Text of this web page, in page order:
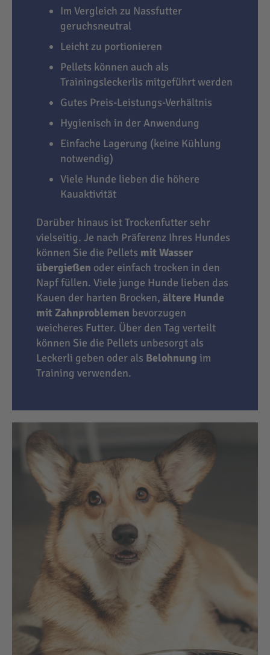
Im Vergleich zu Nassfutter
geruchsneutral
Leicht zu portionieren
Pellets können auch als
Trainingsleckerlis mitgeführt werden
Gutes Preis-Leistungs-Verhältnis
Hygienisch in der Anwendung
Einfache Lagerung (keine Kühlung
notwendig)
Viele Hunde lieben die höhere
Kauaktivität
Darüber hinaus ist Trockenfutter sehr
vielseitig. Je nach Präferenz Ihres Hundes
können Sie die Pellets mit Wasser
übergießen oder einfach trocken in den
Napf füllen. Viele junge Hunde lieben das
Kauen der harten Brocken, ältere Hunde
mit Zahnproblemen bevorzugen
weicheres Futter. Über den Tag verteilt
können Sie die Pellets unbesorgt als
Leckerli geben oder als Belohnung im
Training verwenden.